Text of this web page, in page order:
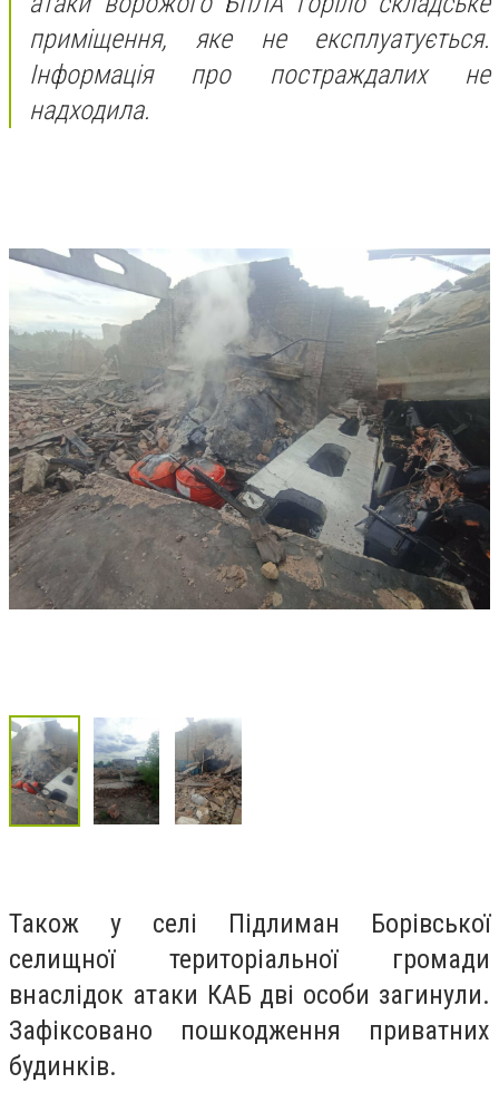
приміщення, яке не експлуатується.
Інформація про постраждалих не
надходила.
Також у селі Підлиман Борівської
селищної територіальної громади
внаслідок атаки КАБ дві особи загинули.
Зафіксовано пошкодження приватних
будинків.